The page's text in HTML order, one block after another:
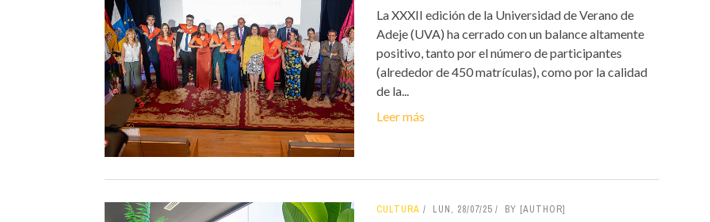
La XXXII edición de la Universidad de Verano de
Adeje (UVA) ha cerrado con un balance altamente
positivo, tanto por el número de participantes
(alrededor de 450 matrículas), como por la calidad
de la...
Leer más
CULTURA LUN, 28/07/25 BY [AUTHOR]